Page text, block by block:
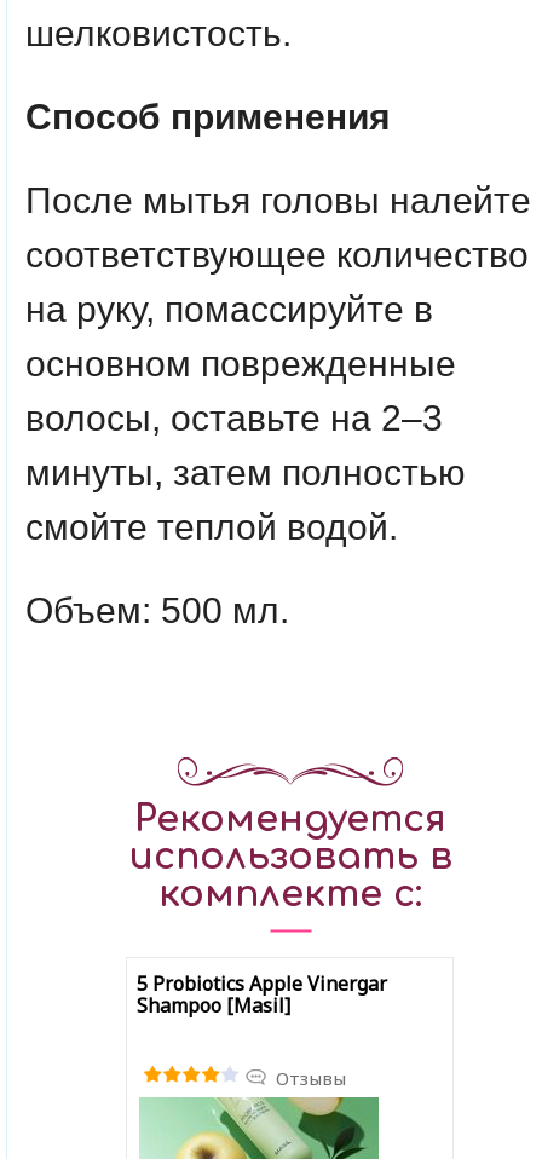
шелковистость.
Способ применения
После мытья головы налейте
соответствующее количество
на руку, помассируйте в
основном поврежденные
волосы, оставьте на 2–3
минуты, затем полностью
смойте теплой водой.
Объем: 500 мл.
Рекомендуется
использовать в
комплекте с:
5 Probiotics Apple Vinergar
Shampoo [Masil]
Отзывы